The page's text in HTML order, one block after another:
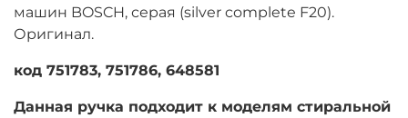
машин BOSCH, серая (silver complete F20).
Оригинал.
код 751783, 751786, 648581
Данная ручка подходит к моделям стиральной